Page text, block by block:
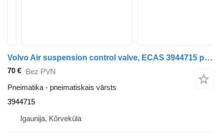
Volvo Air suspension control valve, ECAS 3944715 pneimatiskais vārsts paredzēts Volvo FM9 vilcēja
70 € Bez PVN
Pneimatika - pneimatiskais vārsts
3944715
Igaunija, Kõrveküla